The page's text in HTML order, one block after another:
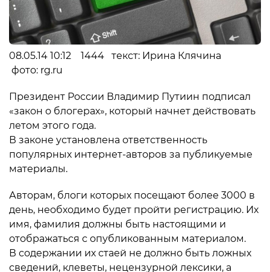
08.05.14 10:12 1444 текст: Ирина Клячина
фото: rg.ru
Президент России Владимир Путиин подписал
«закон о блогерах», который начнет действовать
летом этого года.
В законе установлена ответственность
популярных интернет-авторов за публикуемые
материалы.
Авторам, блоги которых посещают более 3000 в
день, необходимо будет пройти регистрацию. Их
имя, фамилия должны быть настоящими и
отображаться с опубликованным материалом.
В содержании их стаей не должно быть ложных
сведений, клеветы, нецензурной лексики, а